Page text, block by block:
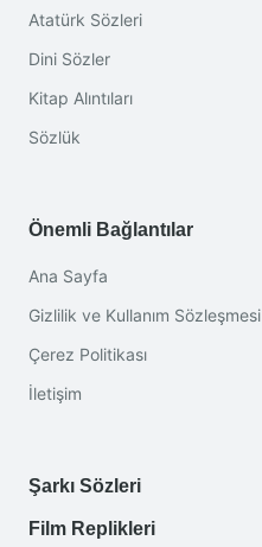
Atatürk Sözleri
Dini Sözler
Kitap Alıntıları
Sözlük
Önemli Bağlantılar
Ana Sayfa
Gizlilik ve Kullanım Sözleşmesi
Çerez Politikası
İletişim
Şarkı Sözleri
Film Replikleri